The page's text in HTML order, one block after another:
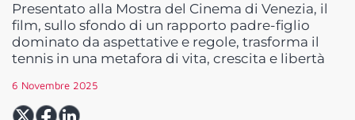
Presentato alla Mostra del Cinema di Venezia, il
film, sullo sfondo di un rapporto padre-figlio
dominato da aspettative e regole, trasforma il
tennis in una metafora di vita, crescita e libertà
6 Novembre 2025